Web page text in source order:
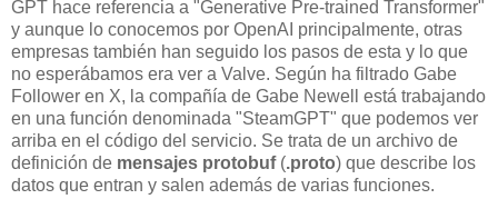
GPT hace referencia a "Generative Pre-trained Transformer"
y aunque lo conocemos por OpenAI principalmente, otras
empresas también han seguido los pasos de esta y lo que
no esperábamos era ver a Valve. Según ha filtrado Gabe
Follower en X, la compañía de Gabe Newell está trabajando
en una función denominada "SteamGPT" que podemos ver
arriba en el código del servicio. Se trata de un archivo de
definición de mensajes protobuf(.proto) que describe los
datos que entran y salen además de varias funciones.